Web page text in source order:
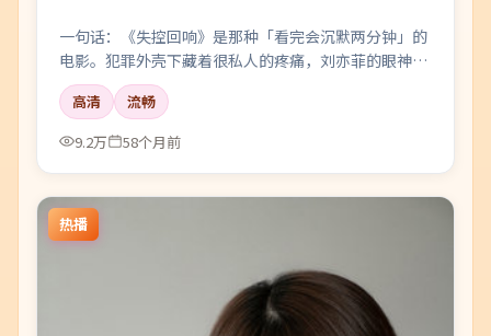
一句话：《失控回响》是那种「看完会沉默两分钟」的
电影。犯罪外壳下藏着很私人的疼痛，刘亦菲的眼神戏
尤其要命。
高清
流畅
9.2万
58个月前
热播